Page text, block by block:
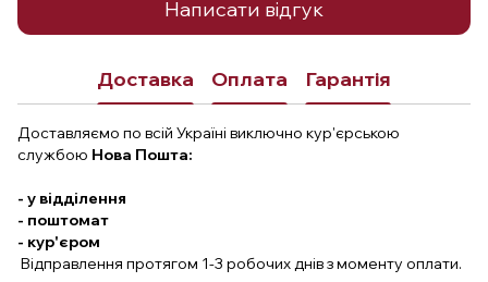
Написати відгук
Доставка Оплата Гарантія
Доставляємо по всій Україні виключно кур'єрською
службою Нова Пошта:
- у відділення
- поштомат
- кур'єром
Відправлення протягом 1-3 робочих днів з моменту оплати.